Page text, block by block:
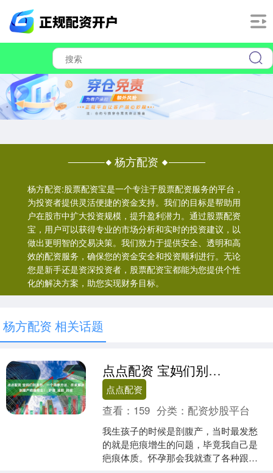
杨方配资
杨方配资:股票配资宝是一个专注于股票配资服务的平台，
为投资者提供灵活便捷的资金支持。我们的目标是帮助用
户在股市中扩大投资规模，提升盈利潜力。通过股票配资
宝，用户可以获得专业的市场分析和实时的投资建议，以
做出更明智的交易决策。我们致力于提供安全、透明和高
效的配资服务，确保您的资金安全和投资顺利进行。无论
您是新手还是资深投资者，股票配资宝都能为您提供个性
化的解决方案，助您实现财务目标。
杨方配资 相关话题
点点配资 宝妈们别发愁，一个简单方法，在家解决剖腹产疤痕增生！_护理_凝胶_时候
点点配资
查看： 159 分类：配资炒股平台
我生孩子的时候是剖腹产，当时最发愁
的就是疤痕增生的问题，毕竟我自己是
疤痕体质。怀孕那会我就查了各种跟疤